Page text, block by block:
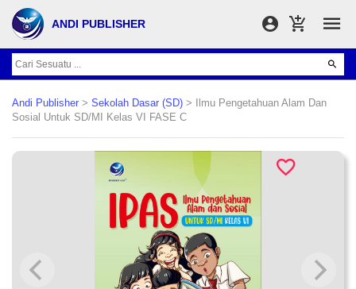
ANDI PUBLISHER
Andi Publisher > Sekolah Dasar (SD) > Ilmu Pengetahuan Alam Dan
Sosial Untuk SD/MI Kelas VI FASE C